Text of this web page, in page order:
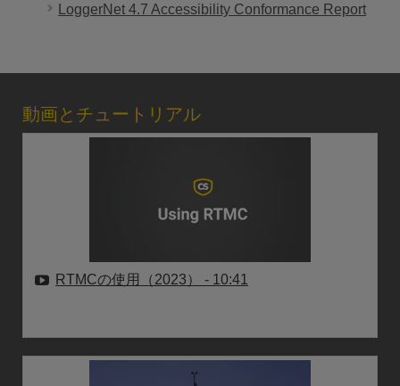
LoggerNet 4.7 Accessibility Conformance Report
動画とチュートリアル
RTMCの使用（2023） - 10:41